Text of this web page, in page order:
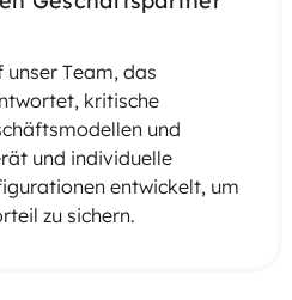
unser Team, das
kritische
und
und individuelle
entwickelt, um
zu sichern.